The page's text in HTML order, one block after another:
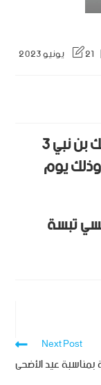
21 يونيو 2023
تحتضن قاعات المحاضرات الكبرى مالك بن نبي 3
يوم
تبسة
Next Post
بمناسبة عيد الأضحى